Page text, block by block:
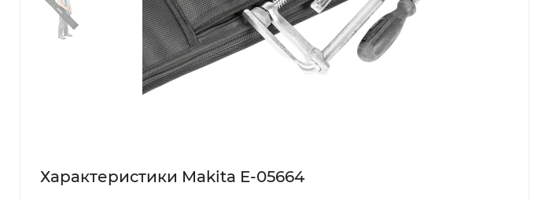
Характеристики Makita E-05664